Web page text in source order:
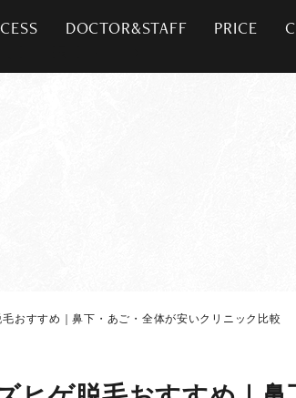
DOCTOR&STAFF PRICE
おすすめ｜鼻下・あご・全体が安いクリニック比較